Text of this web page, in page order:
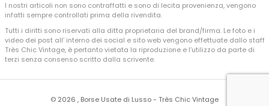
I nostri articoli non sono contraffatti e sono di lecita provenienza, vengono
infatti sempre controllati prima della rivendita.
Tutti i diritti sono riservati alla ditta proprietaria del brand/firma. Le foto e i
video dei post all’ interno dei social e sito web vengono effettuate dallo staff
Très Chic Vintage, è pertanto vietata la riproduzione e l’utilizzo da parte di
terzi senza consenso scritto dalla scrivente.
© 2026 , Borse Usate di Lusso - Très Chic Vintage